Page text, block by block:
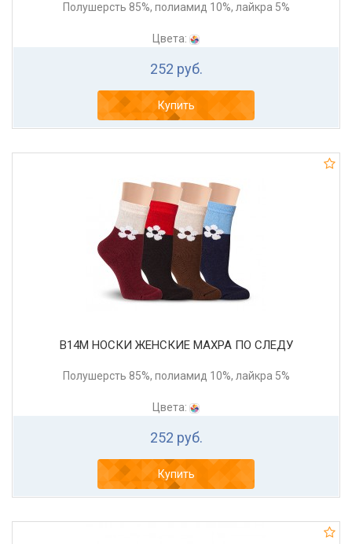
Полушерсть 85%, полиамид 10%, лайкра 5%
Цвета:
252 руб.
Купить
В14М НОСКИ ЖЕНСКИЕ МАХРА ПО СЛЕДУ
Полушерсть 85%, полиамид 10%, лайкра 5%
Цвета:
252 руб.
Купить